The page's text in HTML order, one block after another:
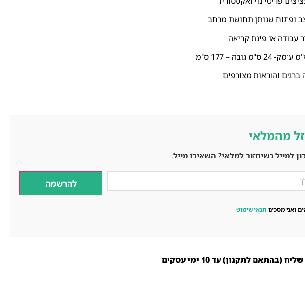
ופתוח שנותן תחושת מרחב
עבודה או פינת קריאה
והוראות מצורפים
מהמלאי
למייל כשיחזור למלאי? השאירו מייל.
ואני מסכים תנאי שימוש
לתקנון) עד 10 ימי עסקים